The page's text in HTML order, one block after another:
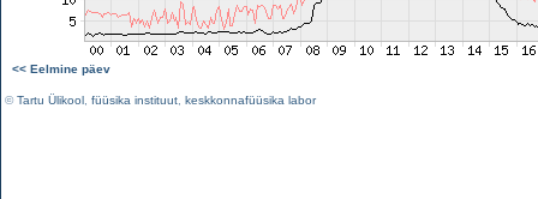
<< Eelmine päev
©Tartu Ülikool füüsika instituut keskkonnafüüsika labor